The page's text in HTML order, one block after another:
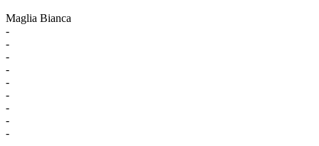
Maglia Bianca
-
-
-
-
-
-
-
-
-